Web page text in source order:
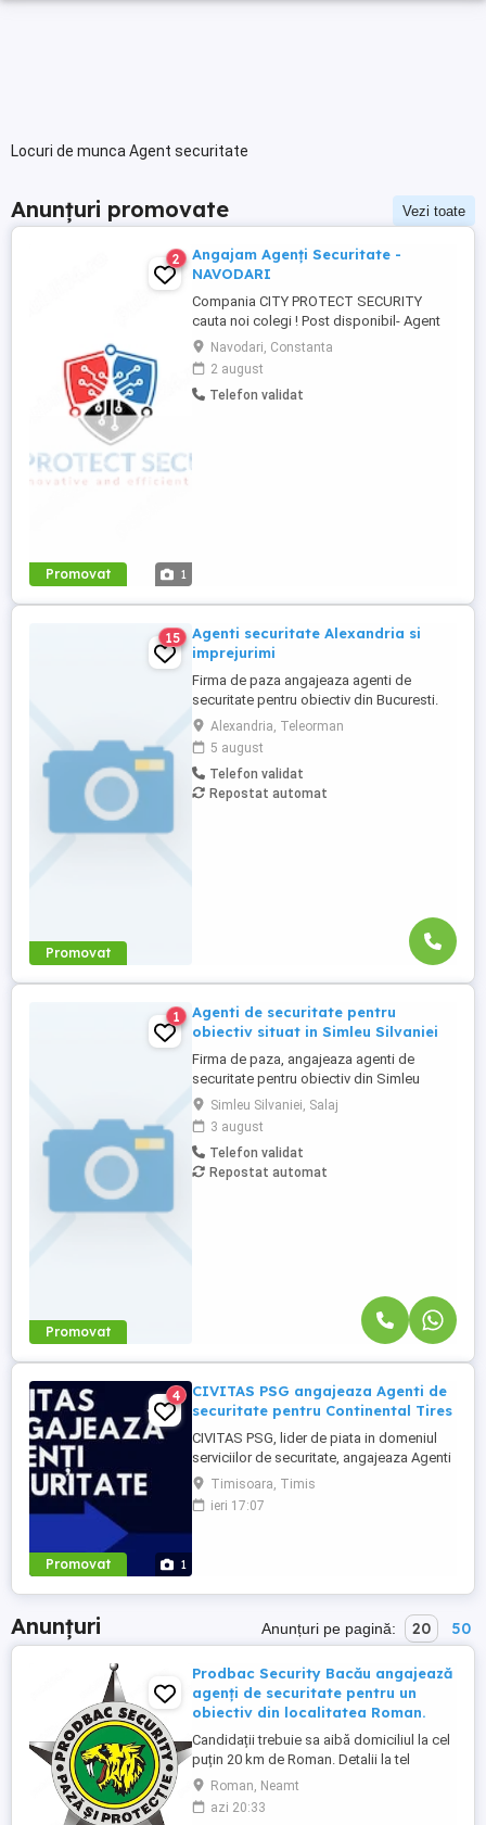
Locuri de munca Agent securitate
Anunțuri promovate Vezi toate
Promovat 1
2
Angajam Agenți Securitate -
NAVODARI
Compania CITY PROTECT SECURITY
cauta noi colegi ! Post disponibil- Agent
de securitate: - KAUFLAND MARITIMO -
Bulevardul Aurel Vlaicu 218, 900380
Constanța - KAUFLAND NAVODARI -
Strada Hanului 1, Mamaia-Sat Cerinte: -
Navodari, Constanta
2 august
Telefon validat
Promovat
15
Agenti securitate Alexandria si
imprejurimi
Firma de paza angajeaza agenti de
securitate pentru obiectiv din Bucuresti.
Se ofera transport gratuit,program de
lucru in ture (24 48), salarizare 3400 lei net.
Mai multe detalii la telefon 0748199453.
Alexandria, Teleorman
5 august
Telefon validat
Repostat automat
Promovat
1
Agenti de securitate pentru
obiectiv situat in Simleu Silvaniei
Firma de paza, angajeaza agenti de
securitate pentru obiectiv din Simleu
Silvaniei. Se ofera program de lucru in ture
de 12 ore,salarizare de 3000 lei net. Mai
multe detalii la telefon 0748199452.
Simleu Silvaniei, Salaj
3 august
Telefon validat
Repostat automat
Promovat 1
4
CIVITAS PSG angajeaza Agenti de
securitate pentru Continental Tires
CIVITAS PSG, lider de piata in domeniul
serviciilor de securitate, angajeaza Agenti
de Securitate, pentru obiectiv industrial
Continental Tires din Timisoara. Program
de lucru: Ture 12 24, 12 48 Se ofera
Timisoara, Timis
ieri 17:07
Anunțuri Anunțuri pe pagină: 20 50
Prodbac Security Bacău angajează
agenți de securitate pentru un
obiectiv din localitatea Roman.
Candidații trebuie sa aibă domiciliul la cel
puțin 20 km de Roman. Detalii la tel
Roman, Neamt
azi 20:33